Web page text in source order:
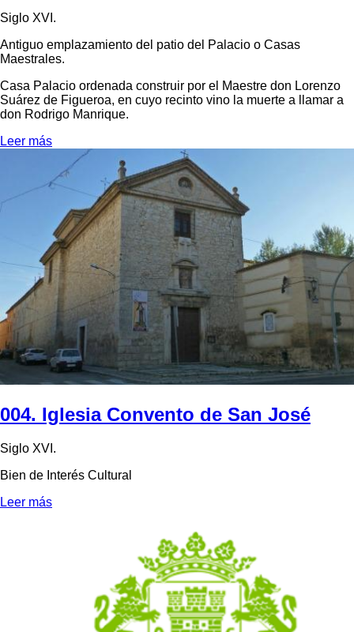
Siglo XVI.
Antiguo emplazamiento del patio del Palacio o Casas
Maestrales.
Casa Palacio ordenada construir por el Maestre don Lorenzo
Suárez de Figueroa, en cuyo recinto vino la muerte a llamar a
don Rodrigo Manrique.
Leer más
004. Iglesia Convento de San José
Siglo XVI.
Bien de Interés Cultural
Leer más